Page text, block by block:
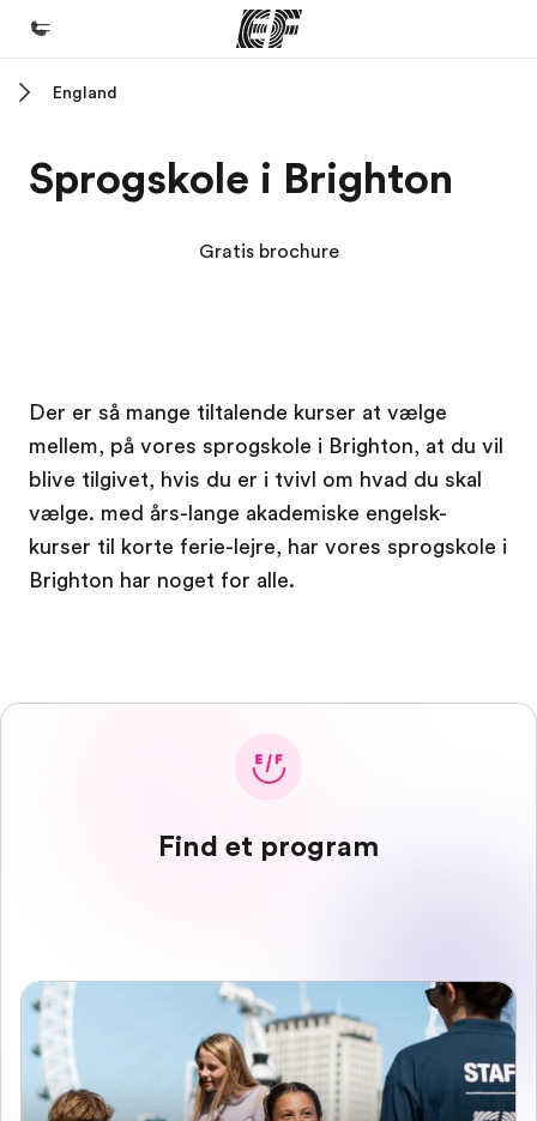
Programmer
Hvem er vi?
Karriere
Bliv en del af holdet
England
Sprogskole i Brighton
Gratis brochure
Der er så mange tiltalende kurser at vælge
mellem, på vores sprogskole i Brighton, at du vil
blive tilgivet, hvis du er i tvivl om hvad du skal
vælge. med års-lange akademiske engelsk-
kurser til korte ferie-lejre, har vores sprogskole i
Brighton har noget for alle.
Find et program